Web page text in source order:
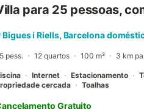
para 25 pessoas,
Bigues i Riells, Barcelona
pess. 12 quartos 100 m² 3 km
Internet Estacionamento
cercada
Toalhas
Gratuito